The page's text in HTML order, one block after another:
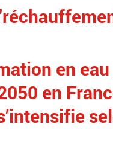
en
en